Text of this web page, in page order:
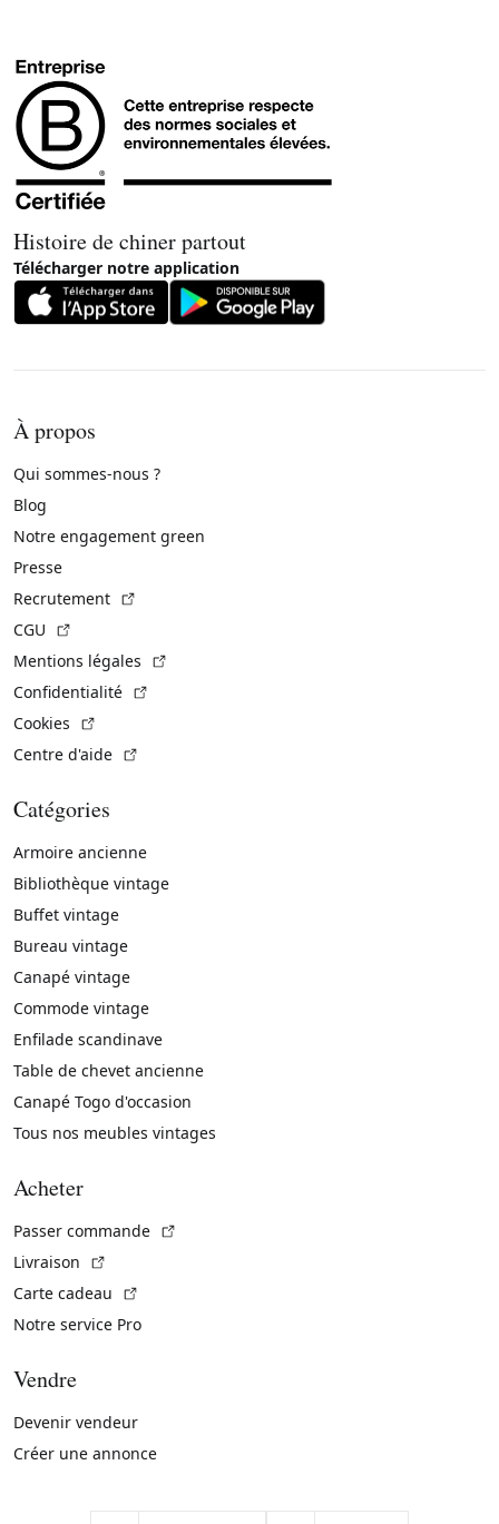
Histoire de chiner partout
Télécharger notre application
À propos
Qui sommes-nous ?
Blog
Notre engagement green
Presse
Recrutement
CGU
Mentions légales
Confidentialité
Cookies
Centre d'aide
Catégories
Armoire ancienne
Bibliothèque vintage
Buffet vintage
Bureau vintage
Canapé vintage
Commode vintage
Enfilade scandinave
Table de chevet ancienne
Canapé Togo d'occasion
Tous nos meubles vintages
Acheter
Passer commande
Livraison
Carte cadeau
Notre service Pro
Vendre
Devenir vendeur
Créer une annonce